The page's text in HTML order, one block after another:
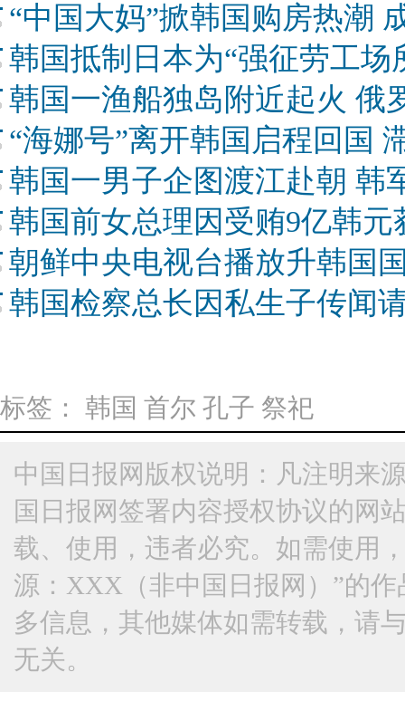
“中国大妈”掀韩国购房热潮
韩国抵制日本为“强征劳工场
韩国一渔船独岛附近起火 俄
“海娜号”离开韩国启程回国
韩国一男子企图渡江赴朝 韩
韩国前女总理因受贿9亿韩元
朝鲜中央电视台播放升韩国
韩国检察总长因私生子传闻
标签： 韩国 首尔 孔子 祭祀
中国日报网版权说明：凡注明来
国日报网签署内容授权协议的网
载、使用，违者必究。如需使用
源：XXX（非中国日报网）”的
多信息，其他媒体如需转载，请
无关。